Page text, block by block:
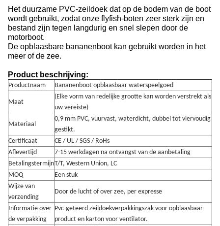
Het duurzame PVC-zeildoek dat op de bodem van de boot
wordt gebruikt, zodat onze flyfish-boten zeer sterk zijn en
bestand zijn tegen langdurig en snel slepen door de
motorboot.
De opblaasbare bananenboot kan gebruikt worden in het
meer of de zee.
Product beschrijving:
Productnaam Bananenboot opblaasbaar waterspeelgoed
Maat
(Elke vorm van redelijke grootte kan worden verstrekt als
uw vereiste)
Materiaal
0,9 mm PVC, vuurvast, waterdicht, dubbel tot viervoudig
gestikt.
Certificaat
CE / UL / SGS / RoHs
Aflevertijd
7-15 werkdagen na ontvangst van de aanbetaling
BetalingstermijnT/T, Western Union, LC
MOQ
Een stuk
Wijze van
verzending
Door de lucht of over zee, per expresse
Informatie over
de verpakking
Pvc-geteerd zeildoekverpakkingszak voor opblaasbaar
product en karton voor ventilator.